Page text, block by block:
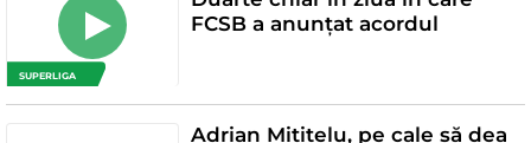
SUPERLIGA
FCSB a anunțat acordul
Adrian Mititelu, pe cale să dea